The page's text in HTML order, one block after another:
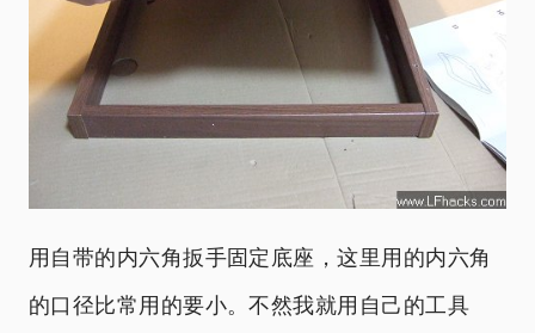
用自带的内六角扳手固定底座，这里用的内六角
的口径比常用的要小。不然我就用自己的工具